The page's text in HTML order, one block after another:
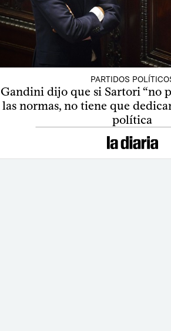
PARTIDOS
Gandini dijo que si Sartori “no
las normas, no tiene que
política